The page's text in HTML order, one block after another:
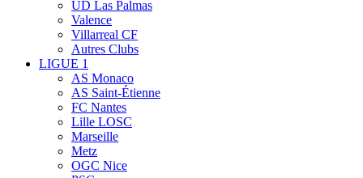
UD Las Palmas
Valence
Villarreal CF
Autres Clubs
LIGUE 1
AS Monaco
AS Saint-Étienne
FC Nantes
Lille LOSC
Marseille
Metz
OGC Nice